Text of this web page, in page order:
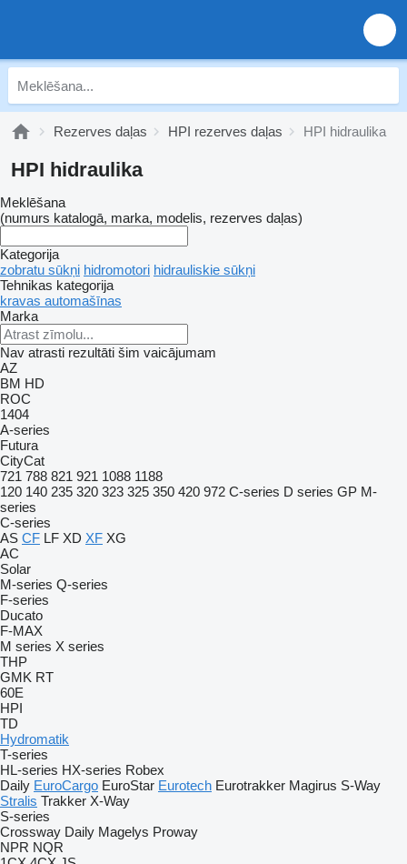
Rezerves daļas HPI rezerves daļas HPI hidraulika
HPI hidraulika
Meklēšana
(numurs katalogā, marka, modelis, rezerves daļas)
Kategorija
zobratu sūkņi hidromotori hidrauliskie sūkņi
Tehnikas kategorija
kravas automašīnas
Marka
Nav atrasti rezultāti šim vaicājumam
AZ
BM HD
ROC
1404
A-series
Futura
CityCat
721 788 821 921 1088 1188
120 140 235 320 323 325 350 420 972 C-series D series GP M-
series
C-series
AS CF LF XD XF XG
AC
Solar
M-series Q-series
F-series
Ducato
F-MAX
M series X series
THP
GMK RT
60E
HPI
TD
Hydromatik
T-series
HL-series HX-series Robex
Daily EuroCargo EuroStar Eurotech Eurotrakker Magirus S-Way
Stralis Trakker X-Way
S-series
Crossway Daily Magelys Proway
NPR NQR